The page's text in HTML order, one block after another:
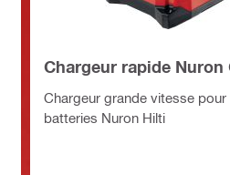
Chargeur rapide Nuron
Chargeur grande vitesse
batteries Nuron Hilti